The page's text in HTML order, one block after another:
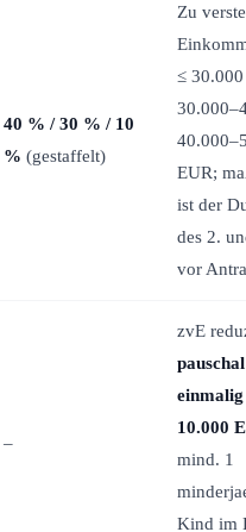
40 % / 30 % / 10
% (gestaffelt)
Zu
≤
EUR;
ist der
des 2.
vor
–
zvE
10.000
mind. 1
Kind im